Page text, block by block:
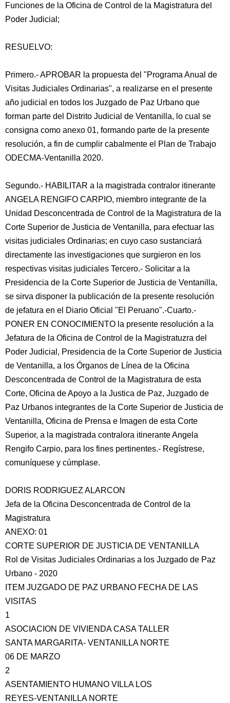
Funciones de la Oficina de Control de la Magistratura del
Poder Judicial;
RESUELVO:
Primero.- APROBAR la propuesta del "Programa Anual de
Visitas Judiciales Ordinarias", a realizarse en el presente
año judicial en todos los Juzgado de Paz Urbano que
forman parte del Distrito Judicial de Ventanilla, lo cual se
consigna como anexo 01, formando parte de la presente
resolución, a fin de cumplir cabalmente el Plan de Trabajo
ODECMA-Ventanilla 2020.
Segundo.- HABILITAR a la magistrada contralor itinerante
ANGELA RENGIFO CARPIO, miembro integrante de la
Unidad Desconcentrada de Control de la Magistratura de la
Corte Superior de Justicia de Ventanilla, para efectuar las
visitas judiciales Ordinarias; en cuyo caso sustanciará
directamente las investigaciones que surgieron en los
respectivas visitas judiciales Tercero.- Solicitar a la
Presidencia de la Corte Superior de Justicia de Ventanilla,
se sirva disponer la publicación de la presente resolución
de jefatura en el Diario Oficial "El Peruano".-Cuarto.-
PONER EN CONOCIMIENTO la presente resolución a la
Jefatura de la Oficina de Control de la Magistratuzra del
Poder Judicial, Presidencia de la Corte Superior de Justicia
de Ventanilla, a los Órganos de Línea de la Oficina
Desconcentrada de Control de la Magistratura de esta
Corte, Oficina de Apoyo a la Justica de Paz, Juzgado de
Paz Urbanos integrantes de la Corte Superior de Justicia de
Ventanilla, Oficina de Prensa e Imagen de esta Corte
Superior, a la magistrada contralora itinerante Angela
Rengifo Carpio, para los fines pertinentes.- Regístrese,
comuníquese y cúmplase.
DORIS RODRIGUEZ ALARCON
Jefa de la Oficina Desconcentrada de Control de la
Magistratura
ANEXO: 01
CORTE SUPERIOR DE JUSTICIA DE VENTANILLA
Rol de Visitas Judiciales Ordinarias a los Juzgado de Paz
Urbano - 2020
ITEM JUZGADO DE PAZ URBANO FECHA DE LAS
VISITAS
1
ASOCIACION DE VIVIENDA CASA TALLER
SANTA MARGARITA- VENTANILLA NORTE
06 DE MARZO
2
ASENTAMIENTO HUMANO VILLA LOS
REYES-VENTANILLA NORTE